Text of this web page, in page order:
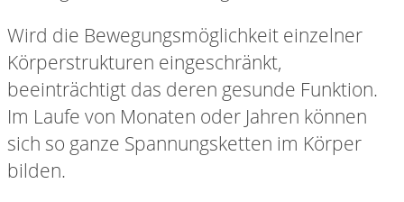
Wird die Bewegungsmöglichkeit einzelner
Körperstrukturen eingeschränkt,
beeinträchtigt das deren gesunde Funktion.
Im Laufe von Monaten oder Jahren können
sich so ganze Spannungsketten im Körper
bilden.